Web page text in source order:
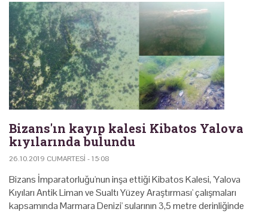
Bizans'ın kayıp kalesi Kibatos Yalova
kıyılarında bulundu
26.10.2019 CUMARTESI - 15:08
Bizans İmparatorluğu'nun inşa ettiği Kibatos Kalesi, 'Yalova
Kıyıları Antik Liman ve Sualtı Yüzey Araştırması' çalışmaları
kapsamında Marmara Denizi' sularının 3,5 metre derinliğinde